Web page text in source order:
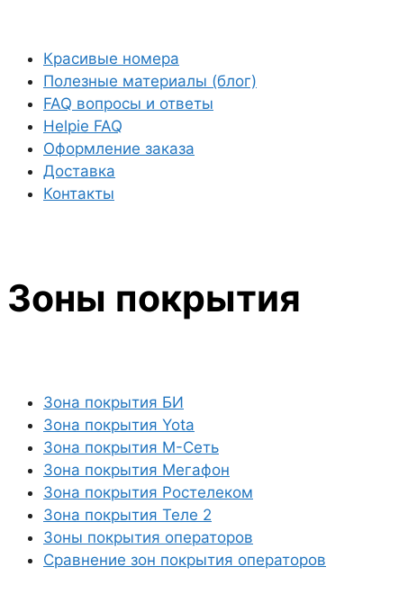
Красивые номера
Полезные материалы (блог)
FAQ вопросы и ответы
Helpie FAQ
Оформление заказа
Доставка
Контакты
Зоны покрытия
Зона покрытия БИ
Зона покрытия Yota
Зона покрытия М-Сеть
Зона покрытия Мегафон
Зона покрытия Ростелеком
Зона покрытия Теле 2
Зоны покрытия операторов
Сравнение зон покрытия операторов